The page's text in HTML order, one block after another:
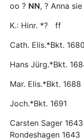
oo ? NN, ? Anna
K.: Hinr. *?
ff
Cath. Elis.*Bkt. 1680
Hans Jürg.*Bkt.
Mar. Elis.*Bkt. 1688
Joch.*Bkt. 1691
Carsten Sager
Rondeshagen 1643